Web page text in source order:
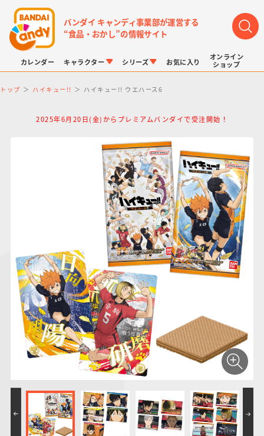
バンダイ キャンディ事業部が運営する
“食品・おかし”の情報サイト
カレンダー キャラクター
仮面ライダーシリー
ズ
スーパー戦隊シリー
ズ
プリキュアシリーズ
ガンダムシリーズ
ドラゴンボール
アンパンマン
ーズ
シリーズ
キャラパキ
チョコサプ
にふぉるめーしょん
＆スクエアシール
ポケモンキッズ
ポケモンスケールワ
わ
お気に入り
オンライン
ショップ
トップ ハイキュー!! ハイキュー!! ウエハース6
2025年6月20日(金)からプレミアムバンダイで受注開始！